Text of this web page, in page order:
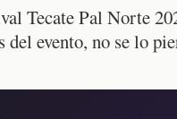
Tecate Pal Norte
evento, no se lo